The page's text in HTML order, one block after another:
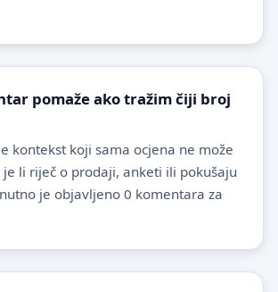
pomaže ako tražim čiji broj
kontekst koji sama ocjena ne može
je li riječ o prodaji, anketi ili pokušaju
je objavljeno 0 komentara za